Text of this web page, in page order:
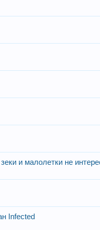
и малолетки не
Infected